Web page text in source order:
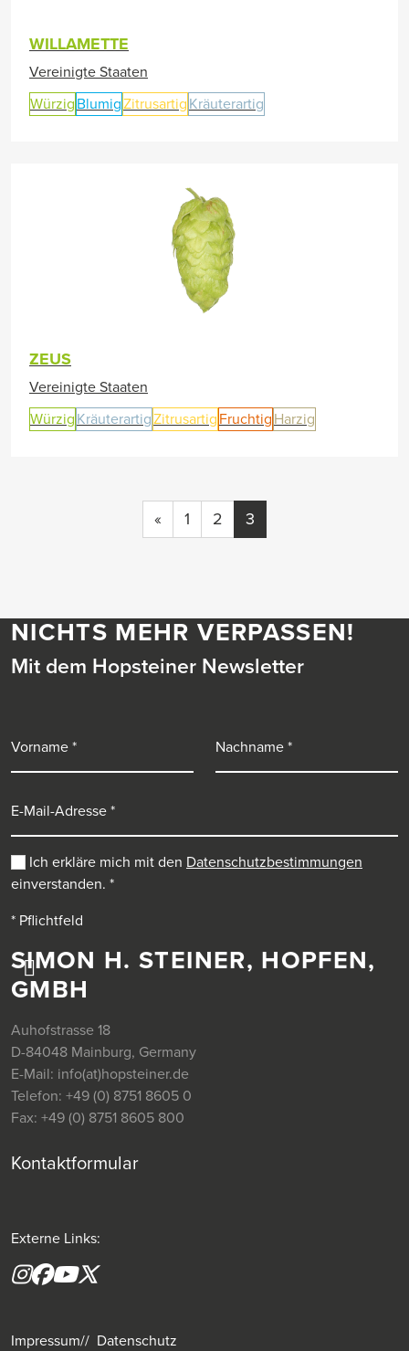
WILLAMETTE
Vereinigte Staaten
Würzig BlumigZitrusartig Kräuterartig
ZEUS
Vereinigte Staaten
Würzig KräuterartigZitrusartig Fruchtig Harzig
« 1 2 3
SIMON H. STEINER, HOPFEN,
GMBH
Auhofstrasse 18
D-84048 Mainburg, Germany
E-Mail: info(at)hopsteiner.de
Telefon: +49 (0) 8751 8605 0
Fax: +49 (0) 8751 8605 800
Kontaktformular
Externe Links:
Instagram
Facebook
YouTubeX formerly(twitter)
Impressum Datenschutz
NICHTS MEHR VERPASSEN!
Mit dem Hopsteiner Newsletter
Ich erkläre mich mit den Datenschutzbestimmungen
einverstanden. *
* Pflichtfeld